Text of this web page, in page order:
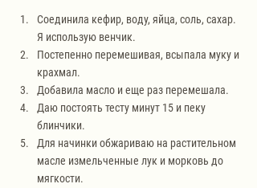
Соединила кефир, воду, яйца, соль, сахар.
Я использую венчик.
Постепенно перемешивая, всыпала муку и
крахмал.
Добавила масло и еще раз перемешала.
Даю постоять тесту минут 15 и пеку
блинчики.
Для начинки обжариваю на растительном
масле измельченные лук и морковь до
мягкости.